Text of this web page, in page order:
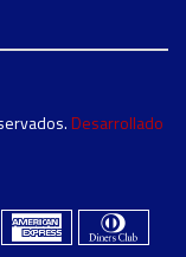
Desarrollado